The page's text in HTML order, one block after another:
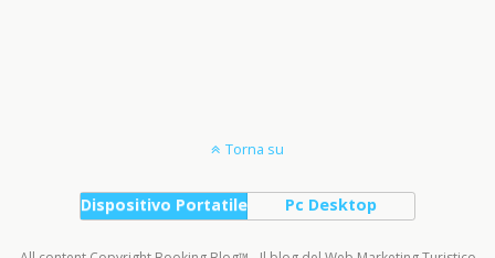
Torna su
Dispositivo Portatile Pc Desktop